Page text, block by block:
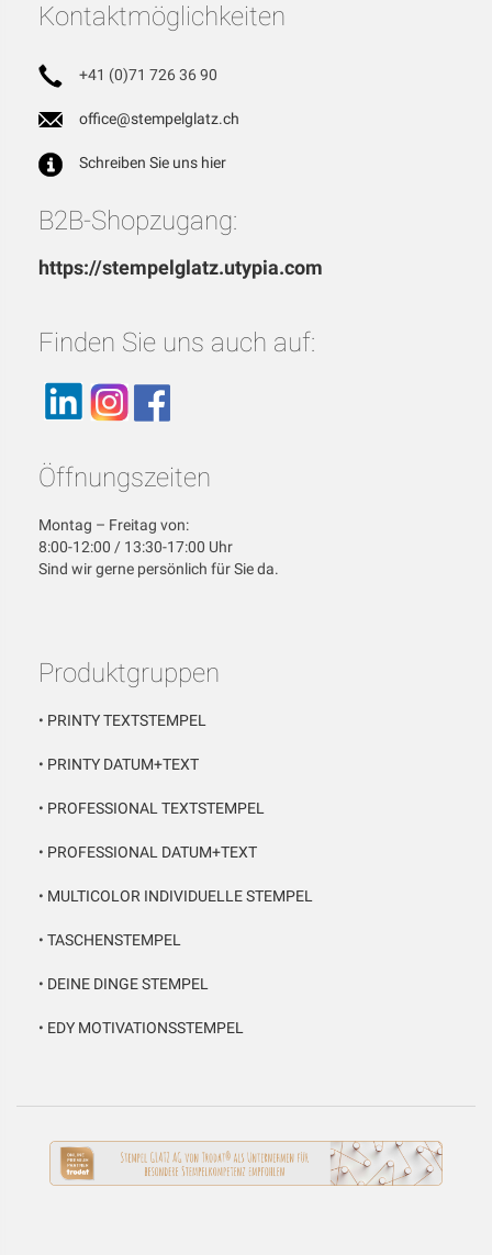
Kontaktmöglichkeiten
+41 (0)71 726 36 90
office@stempelglatz.ch
Schreiben Sie uns hier
B2B-Shopzugang:
https://stempelglatz.utypia.com
Finden Sie uns auch auf:
Öffnungszeiten
Montag – Freitag von:
8:00-12:00 / 13:30-17:00 Uhr
Sind wir gerne persönlich für Sie da.
Produktgruppen
• PRINTY TEXTSTEMPEL
• PRINTY DATUM+TEXT
• PROFESSIONAL TEXTSTEMPEL
• PROFESSIONAL DATUM+TEXT
• MULTICOLOR INDIVIDUELLE STEMPEL
• TASCHENSTEMPEL
• DEINE DINGE STEMPEL
• EDY MOTIVATIONSSTEMPEL